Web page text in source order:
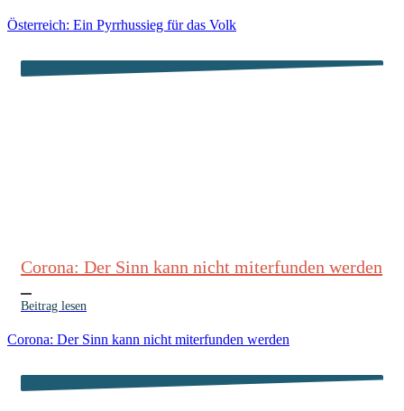
Österreich: Ein Pyrrhussieg für das Volk
Corona: Der Sinn kann nicht miterfunden werden
Beitrag lesen
Corona: Der Sinn kann nicht miterfunden werden